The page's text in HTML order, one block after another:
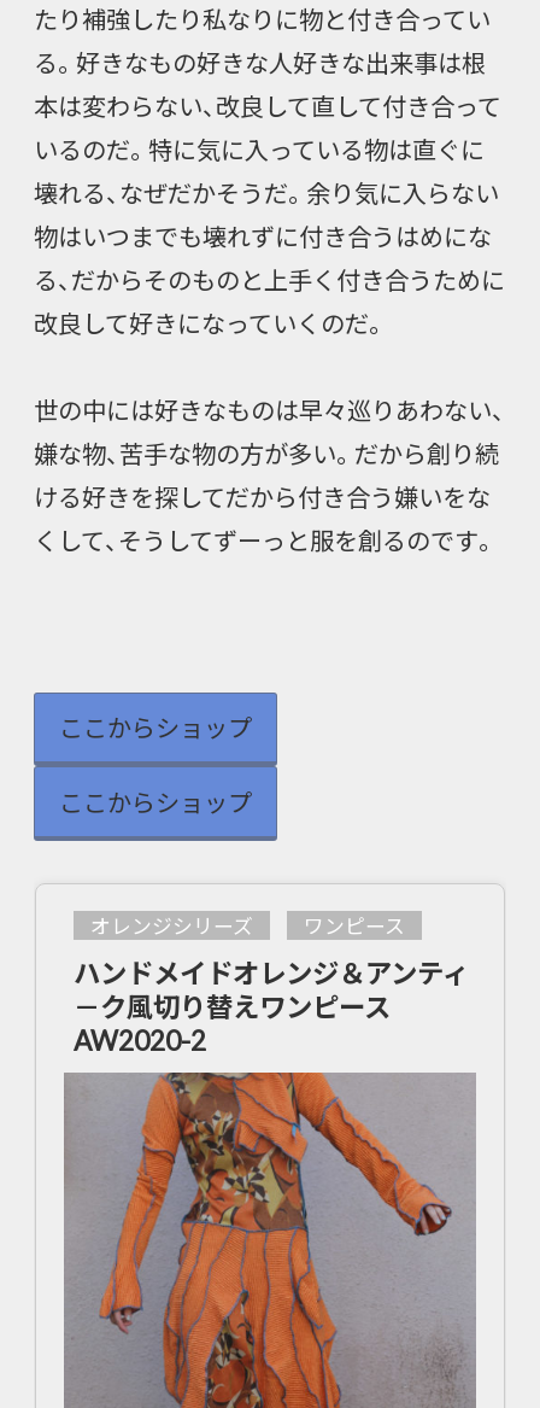
たり補強したり私なりに物と付き合ってい
る。好きなもの好きな人好きな出来事は根
本は変わらない、改良して直して付き合って
いるのだ。特に気に入っている物は直ぐに
壊れる、なぜだかそうだ。余り気に入らない
物はいつまでも壊れずに付き合うはめにな
る、だからそのものと上手く付き合うために
改良して好きになっていくのだ。
世の中には好きなものは早々巡りあわない、
嫌な物、苦手な物の方が多い。だから創り続
ける好きを探してだから付き合う嫌いをな
くして、そうしてずーっと服を創るのです。
ここからショップ
ここからショップ
オレンジシリーズ ワンピース
ハンドメイドオレンジ＆アンティ
－ク風切り替えワンピース
AW2020-2